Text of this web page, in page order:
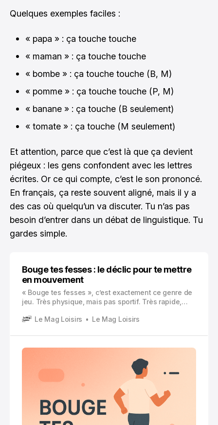
Quelques exemples faciles :
« papa » : ça touche touche
« maman » : ça touche touche
« bombe » : ça touche touche (B, M)
« pomme » : ça touche touche (P, M)
« banane » : ça touche (B seulement)
« tomate » : ça touche (M seulement)
Et attention, parce que c’est là que ça devient
piégeux : les gens confondent avec les lettres
écrites. Or ce qui compte, c’est le son prononcé.
En français, ça reste souvent aligné, mais il y a
des cas où quelqu’un va discuter. Tu n’as pas
besoin d’entrer dans un débat de linguistique. Tu
gardes simple.
Bouge tes fesses : le déclic pour te mettre
en mouvement
« Bouge tes fesses », c’est exactement ce genre de
jeu. Très physique, mais pas sportif. Très rapide,
Le Mag Loisirs
Le Mag Loisirs